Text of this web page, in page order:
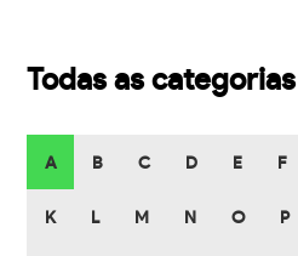
Todas as categorias
A B C D E F
K L M N O P